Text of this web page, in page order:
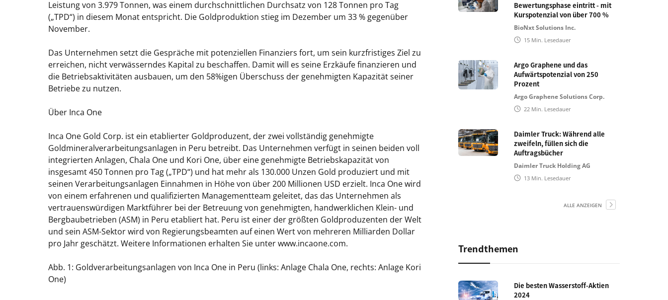
Leistung von 3.979 Tonnen, was einem durchschnittlichen Durchsatz von 128 Tonnen pro Tag
(„TPD“) in diesem Monat entspricht. Die Goldproduktion stieg im Dezember um 33 % gegenüber
November.
Das Unternehmen setzt die Gespräche mit potenziellen Finanziers fort, um sein kurzfristiges Ziel zu
erreichen, nicht verwässerndes Kapital zu beschaffen. Damit will es seine Erzkäufe finanzieren und
die Betriebsaktivitäten ausbauen, um den 58%igen Überschuss der genehmigten Kapazität seiner
Betriebe zu nutzen.
Über Inca One
Inca One Gold Corp. ist ein etablierter Goldproduzent, der zwei vollständig genehmigte
Goldmineralverarbeitungsanlagen in Peru betreibt. Das Unternehmen verfügt in seinen beiden voll
integrierten Anlagen, Chala One und Kori One, über eine genehmigte Betriebskapazität von
insgesamt 450 Tonnen pro Tag („TPD“) und hat mehr als 130.000 Unzen Gold produziert und mit
seinen Verarbeitungsanlagen Einnahmen in Höhe von über 200 Millionen USD erzielt. Inca One wird
von einem erfahrenen und qualifizierten Managementteam geleitet, das das Unternehmen als
vertrauenswürdigen Marktführer bei der Betreuung von genehmigten, handwerklichen Klein- und
Bergbaubetrieben (ASM) in Peru etabliert hat. Peru ist einer der größten Goldproduzenten der Welt
und sein ASM-Sektor wird von Regierungsbeamten auf einen Wert von mehreren Milliarden Dollar
pro Jahr geschätzt. Weitere Informationen erhalten Sie unter www.incaone.com.
Abb. 1: Goldverarbeitungsanlagen von Inca One in Peru (links: Anlage Chala One, rechts: Anlage Kori
One)
Bewertungsphase eintritt - mit
Kurspotenzial von über 700 %
BioNxt Solutions Inc.
15 Min. Lesedauer
Argo Graphene und das
Aufwärtspotenzial von 250
Prozent
Argo Graphene Solutions Corp.
22 Min. Lesedauer
Daimler Truck: Während alle
zweifeln, füllen sich die
Auftragsbücher
Daimler Truck Holding AG
13 Min. Lesedauer
ALLE ANZEIGEN
Trendthemen
Die besten Wasserstoff-Aktien
2024